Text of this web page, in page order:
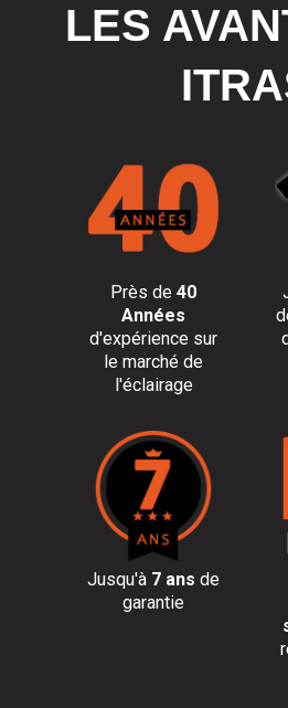
LES
Près de 40
Années
d'expérience sur
le marché de
l'éclairage
Jusqu'à 7 ans de
garantie